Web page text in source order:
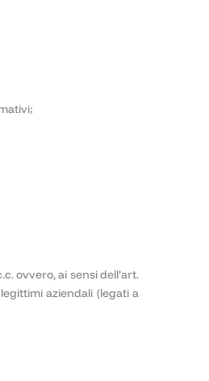
ovvero, ai sensi dell’art.
aziendali (legati a